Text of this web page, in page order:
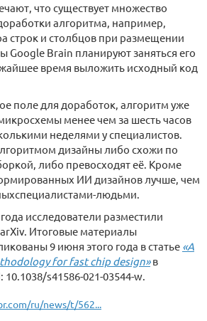
что существует множество
алгоритма, например,
строк и столбцов при размещении
Google Brain планируют заняться его
время выложить исходный код
поле для доработок, алгоритм уже
менее чем за шесть часов
неделями у специалистов.
дизайны либо схожи по
либо превосходят её. Кроме
ИИ дизайнов лучше, чем
людьми.
исследователи разместили
Итоговые материалы
9 июня этого года в статье «A
for fast chip design»в
s41586-021-03544-w.
ru/news/t/562...